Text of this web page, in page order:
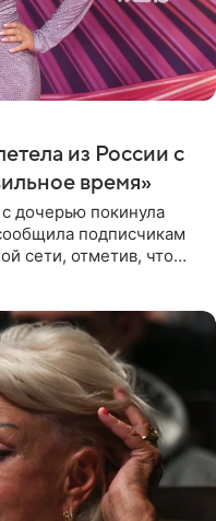
из России с
время»
дочерью покинула
подписчикам
сети, отметив, что